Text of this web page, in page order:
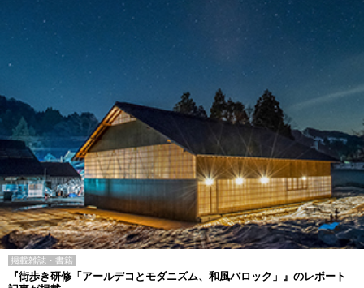
掲載雑誌・書籍
『街歩き研修「アールデコとモダニズム、和風バロック」』のレポート